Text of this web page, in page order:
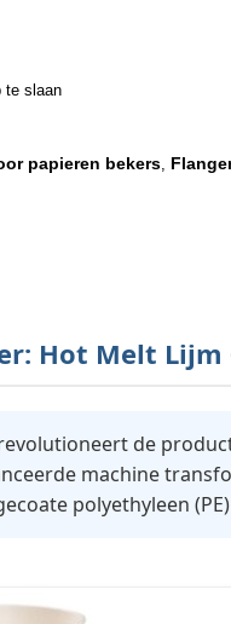
te slaan
papieren bekers,
Hot Melt
de
machine
polyethyleen